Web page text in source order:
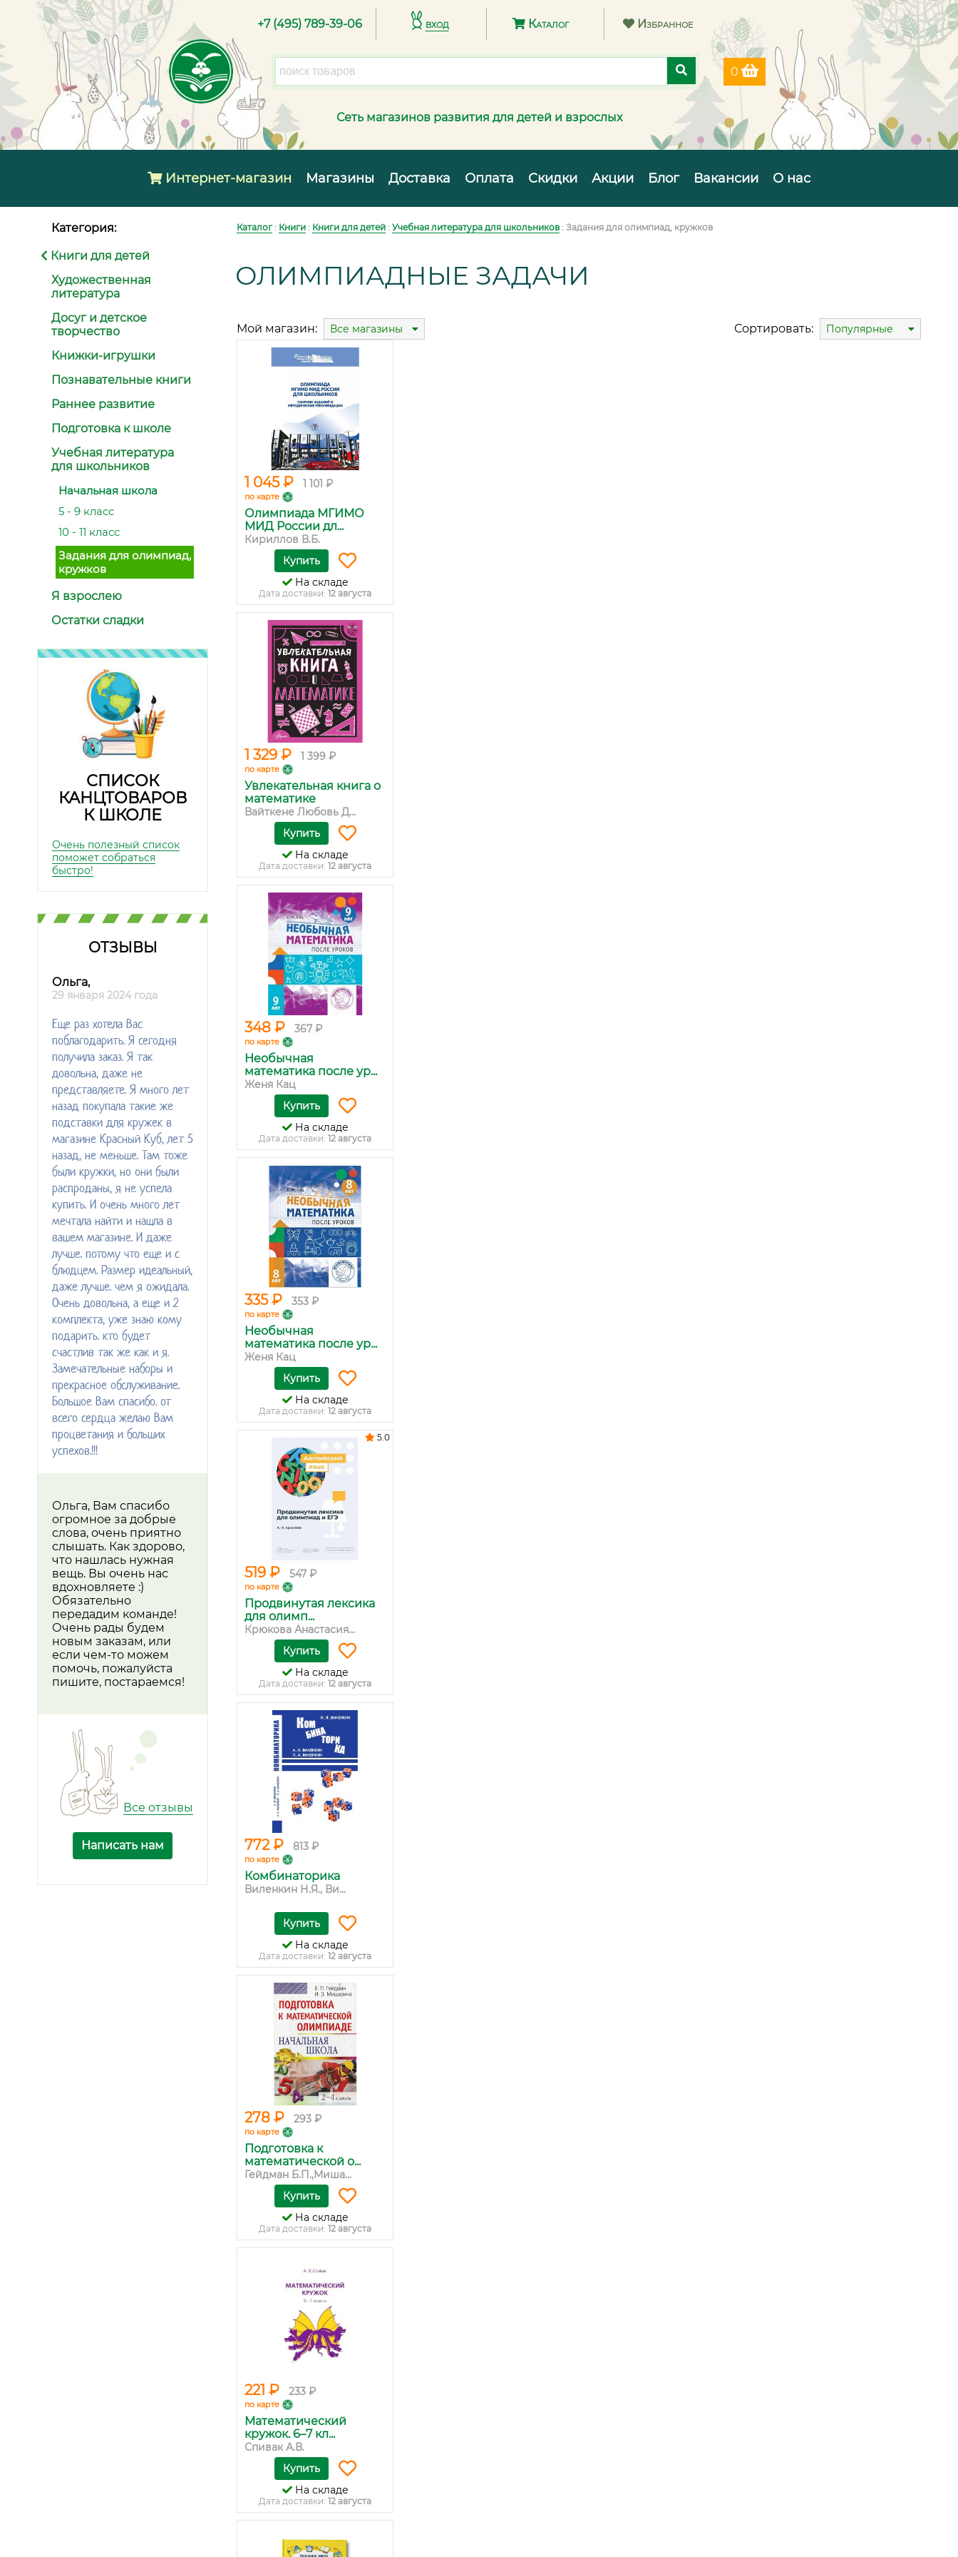
+7 (495) 789-39-06 вход Каталог Избранное
0
Сеть магазинов развития для детей и взрослых
Интернет-магазин Магазины Доставка Оплата Скидки Акции Блог Вакансии О нас
Категория:
Книги для детей
Художественная
литература
Досуг и детское
творчество
Книжки-игрушки
Познавательные книги
Раннее развитие
Подготовка к школе
Учебная литература
для школьников
Начальная школа
5 - 9 класс
10 - 11 класс
Задания для олимпиад,
кружков
Я взрослею
Остатки сладки
СПИСОК
КАНЦТОВАРОВ
К ШКОЛЕ
Очень полезный список
поможет собраться
быстро!
ОТЗЫВЫ
Ольга,
29 января 2024 года
Еще раз хотела Вас
поблагодарить. Я сегодня
получила заказ. Я так
довольна, даже не
представляете. Я много лет
назад покупала такие же
подставки для кружек в
магазине Красный Куб, лет 5
назад, не меньше. Там тоже
были кружки, но они были
распроданы, я не успела
купить. И очень много лет
мечтала найти и нашла в
вашем магазине. И даже
лучше. потому что еще и с
блюдцем. Размер идеальный,
даже лучше. чем я ожидала.
Очень довольна, а еще и 2
комплекта, уже знаю кому
подарить. кто будет
счастлив так же как и я.
Замечательные наборы и
прекрасное обслуживание.
Большое Вам спасибо. от
всего сердца желаю Вам
процветания и больших
успехов.!!!
Ольга, Вам спасибо
огромное за добрые
слова, очень приятно
слышать. Как здорово,
что нашлась нужная
вещь. Вы очень нас
вдохновляете :)
Обязательно
передадим команде!
Очень рады будем
новым заказам, или
если чем-то можем
помочь, пожалуйста
пишите, постараемся!
Все отзывы
Написать нам
Каталог: Книги : Книги для детей : Учебная литература для школьников : Задания для олимпиад, кружков
ОЛИМПИАДНЫЕ ЗАДАЧИ
Мой магазин: Все магазины Сортировать: Популярные
1 045 ₽ 1 101 ₽
по карте
Олимпиада МГИМО
МИД России дл...
Кириллов В.Б.
Купить
На складе
Дата доставки: 12 августа
1 329 ₽ 1 399 ₽
по карте
Увлекательная книга о
математике
Вайткене Любовь Д...
Купить
На складе
Дата доставки: 12 августа
348 ₽ 367 ₽
по карте
Необычная
математика после ур...
Женя Кац
Купить
На складе
Дата доставки: 12 августа
335 ₽ 353 ₽
по карте
Необычная
математика после ур...
Женя Кац
Купить
На складе
Дата доставки: 12 августа
519 ₽ 547 ₽
по карте
Продвинутая лексика
для олимп...
Крюкова Анастасия...
5.0
Купить
На складе
Дата доставки: 12 августа
772 ₽ 813 ₽
по карте
Комбинаторика
Виленкин Н.Я., Ви...
Купить
На складе
Дата доставки: 12 августа
278 ₽ 293 ₽
по карте
Подготовка к
математической о...
Гейдман Б.П.,Миша...
Купить
На складе
Дата доставки: 12 августа
221 ₽ 233 ₽
по карте
Математический
кружок. 6–7 кл...
Спивак А.В.
Купить
На складе
Дата доставки: 12 августа